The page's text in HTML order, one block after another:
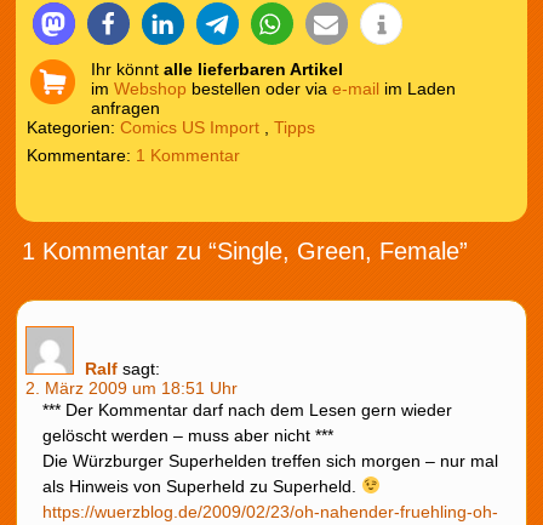
Ihr könnt alle lieferbaren Artikel
im Webshop bestellen oder via e-mail im Laden
anfragen
Kategorien: Comics US Import, Tipps
1 Kommentar
1 Kommentar zu “Single, Green, Female”
Ralf sagt:
2. März 2009 um 18:51 Uhr
*** Der Kommentar darf nach dem Lesen gern wieder
gelöscht werden – muss aber nicht ***
Die Würzburger Superhelden treffen sich morgen – nur mal
als Hinweis von Superheld zu Superheld.
https://wuerzblog.de/2009/02/23/oh-nahender-fruehling-oh-